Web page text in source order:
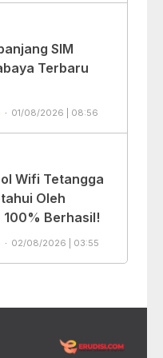
SIM
Terbaru
01/08/2026 | 08:56
Wifi Tetangga
Oleh
100% Berhasil!
02/08/2026 | 03:55